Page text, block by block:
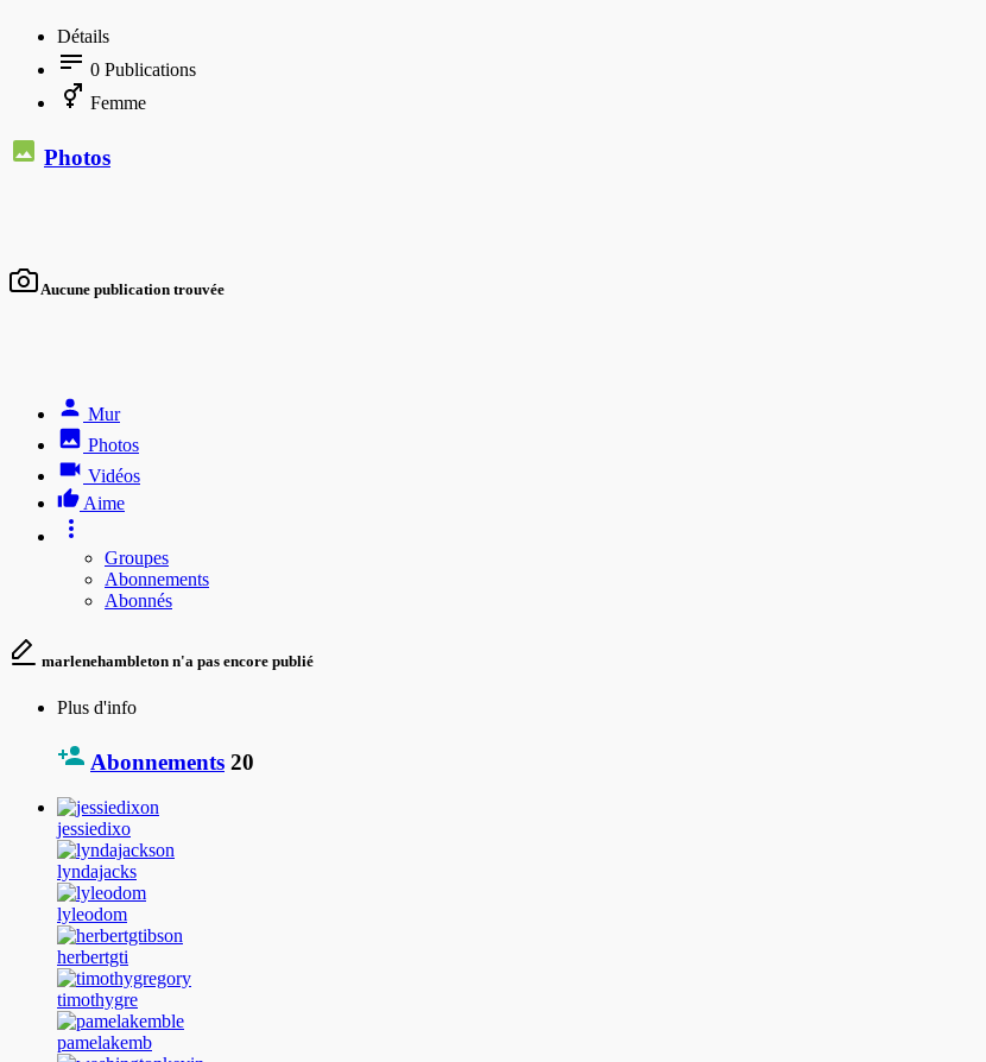
Détails
0 Publications
Femme
Photos
Aucune publication trouvée
Mur
Photos
Vidéos
Aime
Groupes
Abonnements
Abonnés
marlenehambleton n'a pas encore publié
Plus d'info
Abonnements 20
jessiedixo
lyndajacks
lyleodom
herbertgti
timothygre
pamelakemb